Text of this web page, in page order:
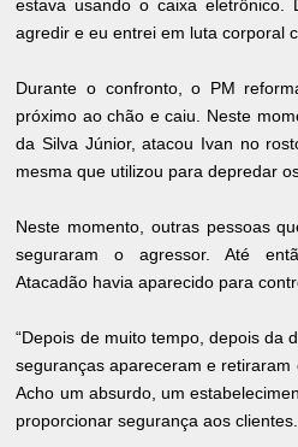
estava usando o caixa
agredir e eu entrei em luta corporal
Durante o confronto, o PM
próximo ao chão e caiu. Neste
da Silva Júnior, atacou Ivan no
mesma que utilizou para depredar
Neste momento, outras pessoas
seguraram o agressor. Até
Atacadão havia aparecido para
“Depois de muito tempo, depois da
seguranças apareceram e retiraram
Acho um absurdo, um
proporcionar segurança aos